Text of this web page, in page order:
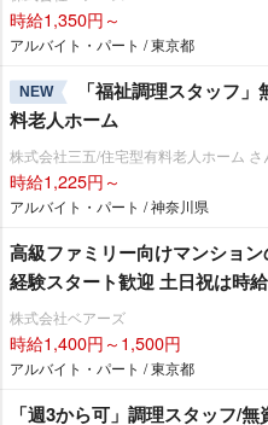
時給1,350円～
アルバイト・パート / 東京都
NEW
「福祉調理スタッフ
料老人ホーム
株式会社三五/住宅型有料老人ホーム さ
時給1,225円～
アルバイト・パート / 神奈川県
高級ファミリー向けマンショ
経験スタート歓迎 土日祝は時
株式会社ベアーズ
時給1,400円～1,500円
アルバイト・パート / 東京都
「週3から可」調理スタッフ/